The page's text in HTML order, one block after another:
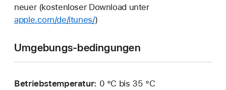
neuer (kostenloser Download unter
apple.com/de/itunes/)
Umgebungs-bedingungen
Betriebstemperatur: 0 °C bis 35 °C